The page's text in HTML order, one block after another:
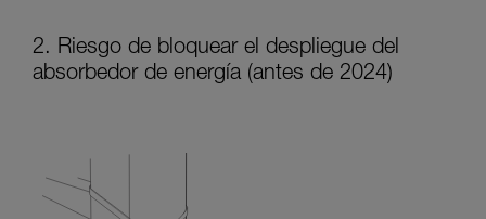
2. Riesgo de bloquear el despliegue del
absorbedor de energía (antes de 2024)